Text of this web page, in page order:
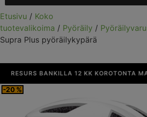
Etusivu / Koko
tuotevalikoima / Pyöräily /
Supra Plus pyöräilykypärä
BANKILLA 12 KK KOROTONTA
-20 %